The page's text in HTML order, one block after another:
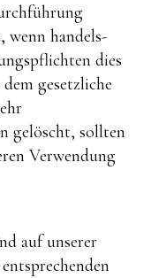
wenn handels-
dies
gesetzliche
gelöscht, sollten
Verwendung
auf unserer